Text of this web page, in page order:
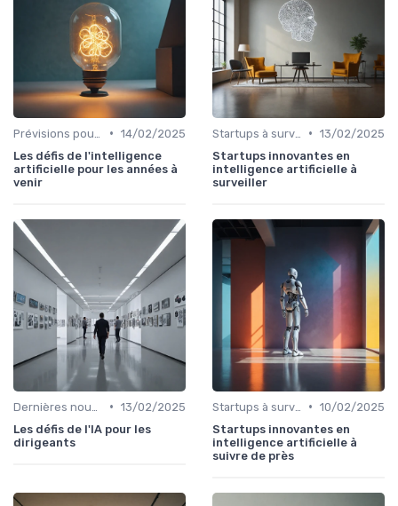
• 14/02/2025
Les défis de l'intelligence
artificielle pour les années à
venir
• 13/02/2025
Startups innovantes en
intelligence artificielle à
surveiller
• 13/02/2025
Les défis de l'IA pour les
dirigeants
• 10/02/2025
Startups innovantes en
intelligence artificielle à
suivre de près